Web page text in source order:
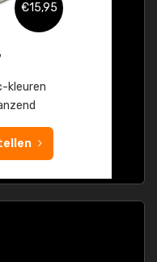
€15,95
kleuren